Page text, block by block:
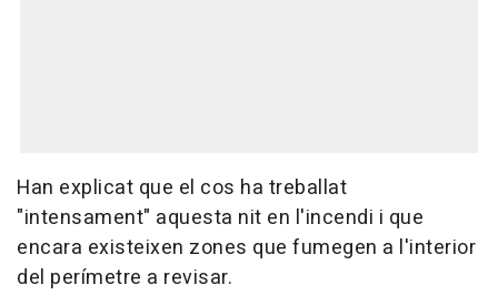
Han explicat que el cos ha treballat
"intensament" aquesta nit en l'incendi i que
encara existeixen zones que fumegen a l'interior
del perímetre a revisar.